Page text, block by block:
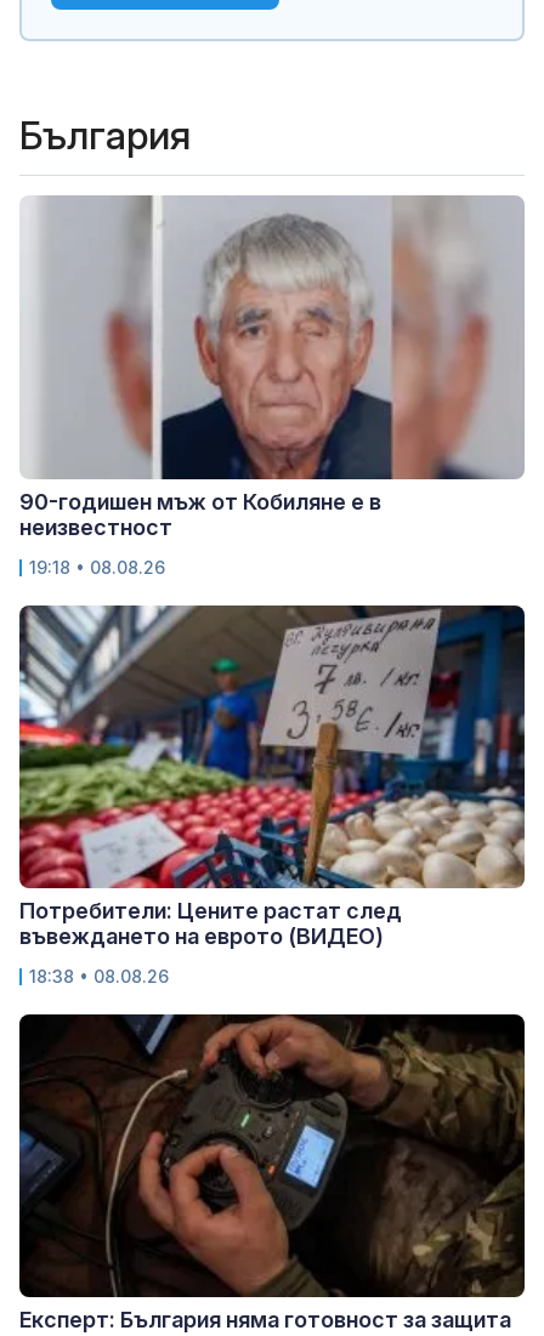
България
90-годишен мъж от Кобиляне е в
неизвестност
19:18 • 08.08.26
Потребители: Цените растат след
въвеждането на еврото (ВИДЕО)
18:38 • 08.08.26
Експерт: България няма готовност за защита